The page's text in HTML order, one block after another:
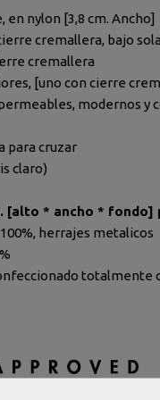
en nylon [3,8 cm. Ancho]
cremallera, bajo
cremallera
[uno con cierre
modernos y
para cruzar
claro)
[alto * ancho * fondo]
herrajes metalicos
totalmente